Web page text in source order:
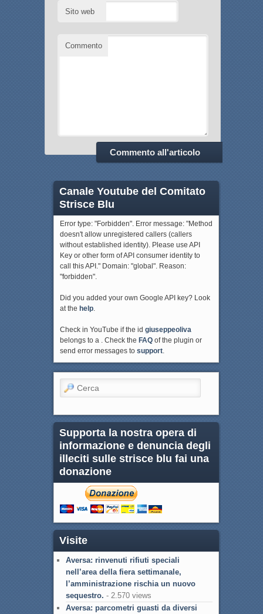
Sito web
Commento
Canale Youtube del Comitato
Strisce Blu
Error type: "Forbidden". Error message: "Method
doesn't allow unregistered callers (callers
without established identity). Please use API
Key or other form of API consumer identity to
call this API." Domain: "global". Reason:
"forbidden".
Did you added your own Google API key? Look
at the help.
Check in YouTube if the id giuseppeoliva
belongs to a . Check the FAQof the plugin or
send error messages to support.
Cerca
Supporta la nostra opera di
informazione e denuncia degli
illeciti sulle strisce blu fai una
donazione
Visite
Aversa: rinvenuti rifiuti speciali
nell’area della fiera settimanale,
l’amministrazione rischia un nuovo
sequestro. - 2.570 views
Aversa: parcometri guasti da diversi